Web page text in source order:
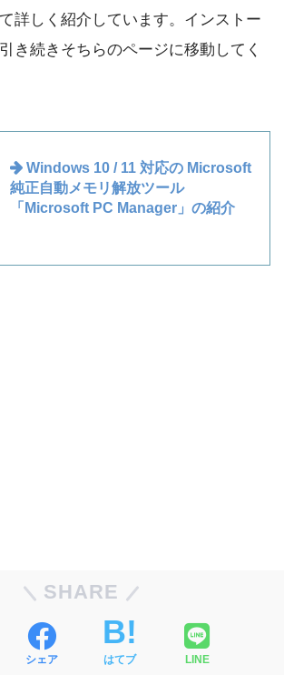
詳しく紹介しています。インストー
き続きそちらのページに移動してく
Windows 10 / 11 対応の Microsoft
純正自動メモリ解放ツール
「Microsoft PC Manager」の紹介
SHARE
シェア はてブ LINE